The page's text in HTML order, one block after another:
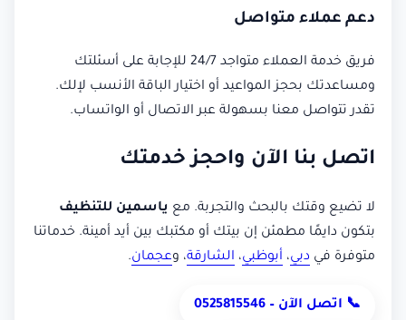
دعم عملاء متواصل
فريق خدمة العملاء متواجد 24/7 للإجابة على أسئلتك
ومساعدتك بحجز المواعيد أو اختيار الباقة الأنسب لإلك.
تقدر تتواصل معنا بسهولة عبر الاتصال أو الواتساب.
اتصل بنا الآن واحجز خدمتك
لا تضيع وقتك بالبحث والتجربة. مع ياسمين للتنظيف
بتكون دايمًا مطمئن إن بيتك أو مكتبك بين أيد أمينة. خدماتنا
متوفرة في دبي، أبوظبي، الشارقة، وعجمان.
📞 اتصل الآن – 0525815546